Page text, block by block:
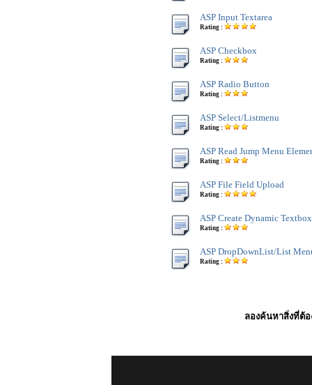
ASP Input Textarea
Rating :
ASP Checkbox
Rating :
ASP Radio Button
Rating :
ASP Select/Listmenu
Rating :
ASP Read Jump Menu
Rating :
ASP File Field Upload
Rating :
ASP Create Dynamic Textbox
Rating :
ASP DropDownList/List
Rating :
ลองค้นหาสิ่งที่ต้อ